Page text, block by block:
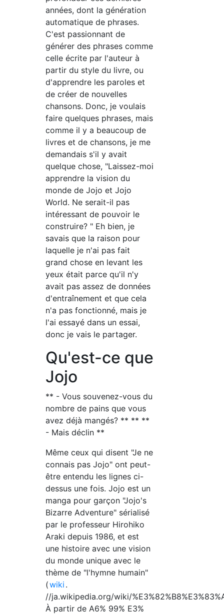
années, dont la génération
automatique de phrases.
C'est passionnant de
générer des phrases comme
celle écrite par l'auteur à
partir du style du livre, ou
d'apprendre les paroles et
de créer de nouvelles
chansons. Donc, je voulais
faire quelques phrases, mais
comme il y a beaucoup de
livres et de chansons, je me
demandais s'il y avait
quelque chose, "Laissez-moi
apprendre la vision du
monde de Jojo et Jojo
World. Ne serait-il pas
intéressant de pouvoir le
construire? " Eh bien, je
savais que la raison pour
laquelle je n'ai pas fait
grand chose en levant les
yeux était parce qu'il n'y
avait pas assez de données
d'entraînement et que cela
n'a pas fonctionné, mais je
l'ai essayé dans un essai,
donc je vais le partager.
Qu'est-ce que
Jojo
** - Vous souvenez-vous du
nombre de pains que vous
avez déjà mangés? ** ** **
- Mais déclin **
Même ceux qui disent "Je ne
connais pas Jojo" ont peut-
être entendu les lignes ci-
dessus une fois. Jojo est un
manga pour garçon "Jojo's
Bizarre Adventure" sérialisé
par le professeur Hirohiko
Araki depuis 1986, et est
une histoire avec une vision
du monde unique avec le
thème de "l'hymne humain"
(wiki .
//ja.wikipedia.org/wiki/
À partir de A6% 99% E3%